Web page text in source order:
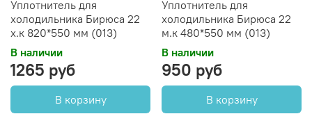
Уплотнитель для
холодильника Бирюса 22
х.к 820*550 мм (013)
В наличии
1265 руб
В корзину
Уплотнитель для
холодильника Бирюса 22
м.к 480*550 мм (013)
В наличии
950 руб
В корзину